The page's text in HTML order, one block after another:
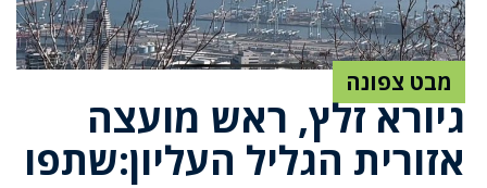
מבט צפונה
גיורא זלץ, ראש מועצה
אזורית הגליל העליון:שתפו